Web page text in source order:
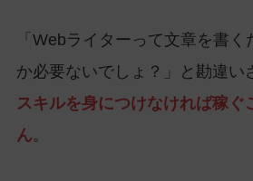
「Webライターって文章を書く
か必要ないでしょ？」と勘違い
スキルを身につけなければ稼ぐ
ん。